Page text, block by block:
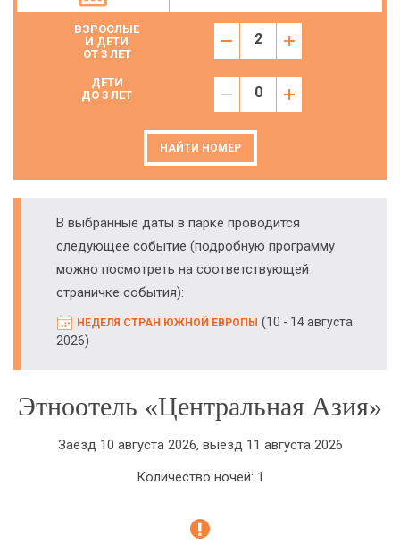
ВЗРОСЛЫЕ
И ДЕТИ
ОТ 3 ЛЕТ
ДЕТИ
ДО 3 ЛЕТ
НАЙТИ НОМЕР
В выбранные даты в парке проводится
следующее событие (подробную программу
можно посмотреть на соответствующей
страничке события):
НЕДЕЛЯ СТРАН ЮЖНОЙ ЕВРОПЫ (10 - 14 августа
2026)
Этноотель «Центральная Азия»
Заезд 10 августа 2026, выезд 11 августа 2026
Количество ночей: 1